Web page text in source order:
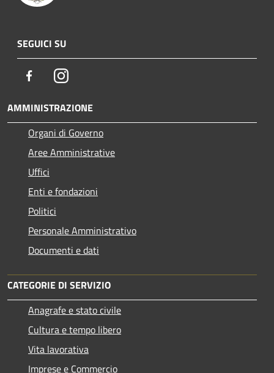
SEGUICI SU
FacebookInstagram
AMMINISTRAZIONE
Organi di Governo
Aree Amministrative
Uffici
Enti e fondazioni
Politici
Personale Amministrativo
Documenti e dati
CATEGORIE DI SERVIZIO
Anagrafe e stato civile
Cultura e tempo libero
Vita lavorativa
Imprese e Commercio